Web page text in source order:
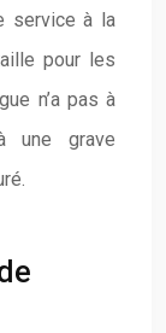
service à la
pour les
n’a pas à
une grave